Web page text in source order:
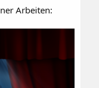
Arbeiten: